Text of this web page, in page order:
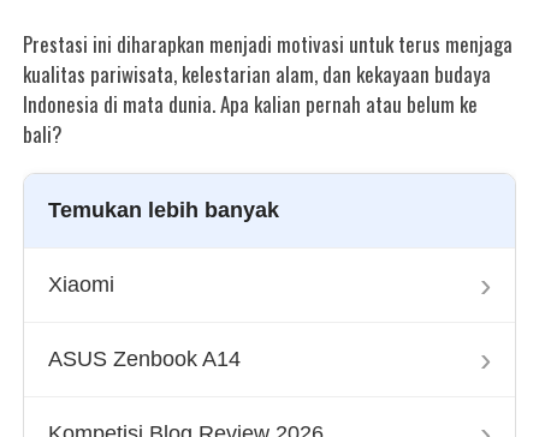
Prestasi ini diharapkan menjadi motivasi untuk terus menjaga
kualitas pariwisata, kelestarian alam, dan kekayaan budaya
Indonesia di mata dunia. Apa kalian pernah atau belum ke
bali?
Temukan lebih banyak
Xiaomi ›
ASUS Zenbook A14 ›